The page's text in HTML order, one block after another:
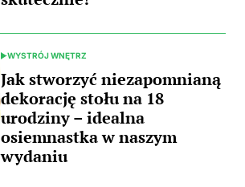
POSTED
IN
WYSTRÓJ WNĘTRZ
Jak stworzyć niezapomnianą
dekorację stołu na 18
urodziny – idealna
osiemnastka w naszym
wydaniu